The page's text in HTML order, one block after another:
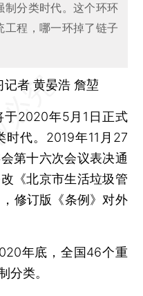
制分类时代。这个环环
程，哪一环掉了链子
者 黄晏浩 詹堃
2020年5月1日正式
代。2019年11月27
第十六次会议表决通
《北京市生活垃圾管
修订版《条例》对外
年底，全国46个重
分类。